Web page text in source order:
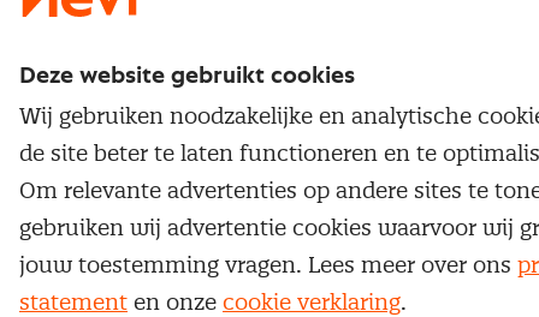
Deze website gebruikt cookies
Wij gebruiken noodzakelijke en analytische
de site beter te laten functioneren en te
Om relevante advertenties op andere sites te
gebruiken wij advertentie cookies waarvoor wij
jouw toestemming vragen. Lees meer over ons
statement en onze cookie verklaring.